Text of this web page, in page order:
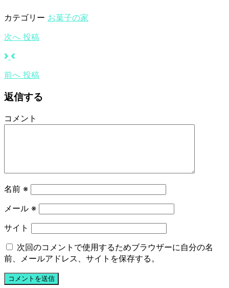
カテゴリー お菓子の家
次へ 投稿
前へ 投稿
返信する
コメント
名前 ※
メール ※
サイト
次回のコメントで使用するためブラウザーに自分の名
前、メールアドレス、サイトを保存する。